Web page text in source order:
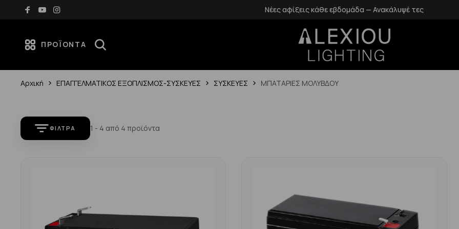
μεταφορικά για αγορές άνω των 70€ Νέες αφίξεις κάθε εβδομάδα — Ανακάλυψέ τες Δωρεάν
ΠΡΟΪΌΝΤΑ
Αρχική ΕΠΑΓΓΕΛΜΑΤΙΚΟΣ ΕΞΟΠΛΙΣΜΟΣ-ΣΥΣΚΕΥΕΣ ΣΥΣΚΕΥΕΣ ΜΠΑΤΑΡΙΕΣ ΜΟΛΥΒΔΟΥ
ΦΊΛΤΡΑ 1 - 4 από 4 προϊόντα